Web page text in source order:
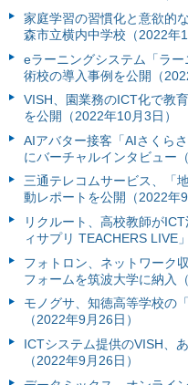
家庭学習の習慣化と意欲的
森市立横内中学校（2022年
eラーニングシステム「ラ
術校の導入事例を公開（
VISH、園業務のICT化で教
を公開（2022年10月3日）
AIアバター接客「AIさくら
にバーチャルインタビュー
三通テレコムサービス、「
動レポートを公開（2022年9
リクルート、高校教師が
ィサプリ TEACHERS LIVE
フォトロン、ネットワーク
フォームを筑波大学に納入
モノグサ、知徳高等学校の
（2022年9月26日）
ICTシステム提供のVISH、
（2022年9月26日）